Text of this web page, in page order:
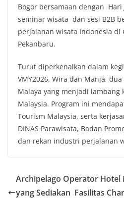
Bogor bersamaan dengan Hari
seminar wisata dan sesi B2B
perjalanan wisata Indonesia di
Pekanbaru.
Turut diperkenalkan dalam
VMY2026, Wira dan Manja,
Malaya yang menjadi
Malaysia. Program ini
Tourism Malaysia, serta
DINAS Parawisata, Badan
dan rekan industri perjalanan
Archipelago Operator Hotel
yang Sediakan Fasilitas